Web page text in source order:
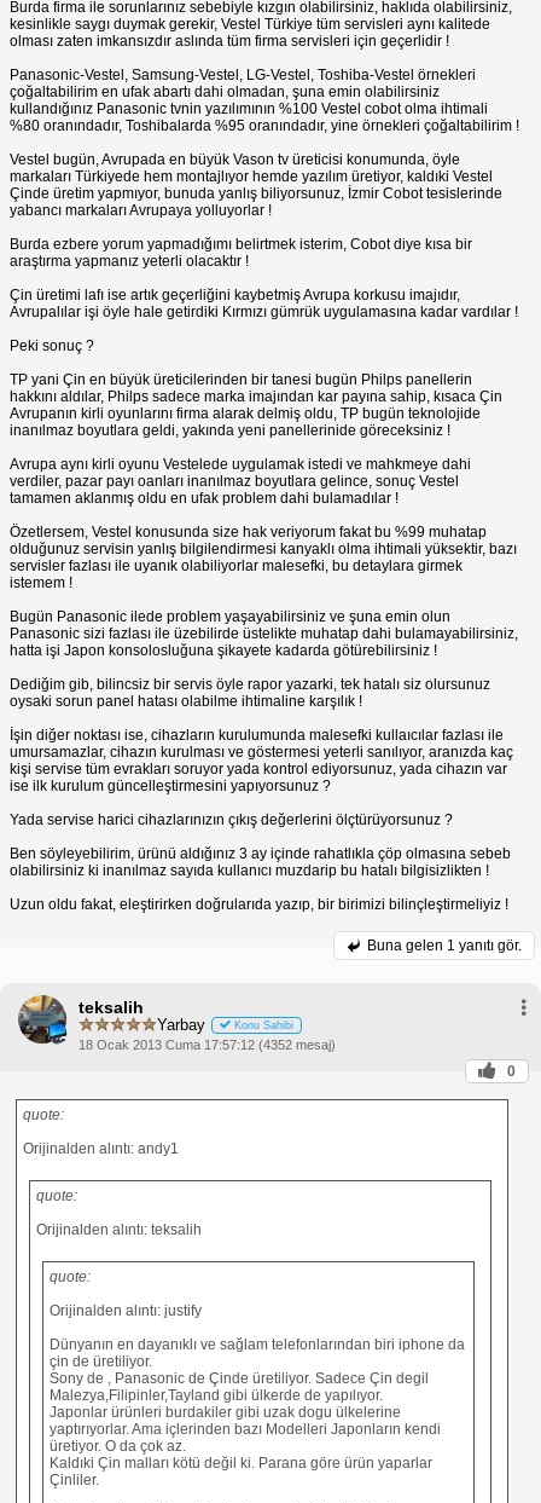
Burda firma ile sorunlarınız sebebiyle kızgın olabilirsiniz, haklıda olabilirsiniz,
kesinlikle saygı duymak gerekir, Vestel Türkiye tüm servisleri aynı kalitede
olması zaten imkansızdır aslında tüm firma servisleri için geçerlidir !
Panasonic-Vestel, Samsung-Vestel, LG-Vestel, Toshiba-Vestel örnekleri
çoğaltabilirim en ufak abartı dahi olmadan, şuna emin olabilirsiniz
kullandığınız Panasonic tvnin yazılımının %100 Vestel cobot olma ihtimali
%80 oranındadır, Toshibalarda %95 oranındadır, yine örnekleri çoğaltabilirim !
Vestel bugün, Avrupada en büyük Vason tv üreticisi konumunda, öyle
markaları Türkiyede hem montajlıyor hemde yazılım üretiyor, kaldıki Vestel
Çinde üretim yapmıyor, bunuda yanlış biliyorsunuz, İzmir Cobot tesislerinde
yabancı markaları Avrupaya yolluyorlar !
Burda ezbere yorum yapmadığımı belirtmek isterim, Cobot diye kısa bir
araştırma yapmanız yeterli olacaktır !
Çin üretimi lafı ise artık geçerliğini kaybetmiş Avrupa korkusu imajıdır,
Avrupalılar işi öyle hale getirdiki Kırmızı gümrük uygulamasına kadar vardılar !
Peki sonuç ?
TP yani Çin en büyük üreticilerinden bir tanesi bugün Philps panellerin
hakkını aldılar, Philps sadece marka imajından kar payına sahip, kısaca Çin
Avrupanın kirli oyunlarını firma alarak delmiş oldu, TP bugün teknolojide
inanılmaz boyutlara geldi, yakında yeni panellerinide göreceksiniz !
Avrupa aynı kirli oyunu Vestelede uygulamak istedi ve mahkmeye dahi
verdiler, pazar payı oanları inanılmaz boyutlara gelince, sonuç Vestel
tamamen aklanmış oldu en ufak problem dahi bulamadılar !
Özetlersem, Vestel konusunda size hak veriyorum fakat bu %99 muhatap
olduğunuz servisin yanlış bilgilendirmesi kanyaklı olma ihtimali yüksektir, bazı
servisler fazlası ile uyanık olabiliyorlar malesefki, bu detaylara girmek
istemem !
Bugün Panasonic ilede problem yaşayabilirsiniz ve şuna emin olun
Panasonic sizi fazlası ile üzebilirde üstelikte muhatap dahi bulamayabilirsiniz,
hatta işi Japon konsolosluğuna şikayete kadarda götürebilirsiniz !
Dediğim gib, bilincsiz bir servis öyle rapor yazarki, tek hatalı siz olursunuz
oysaki sorun panel hatası olabilme ihtimaline karşılık !
İşin diğer noktası ise, cihazların kurulumunda malesefki kullaıcılar fazlası ile
umursamazlar, cihazın kurulması ve göstermesi yeterli sanılıyor, aranızda kaç
kişi servise tüm evrakları soruyor yada kontrol ediyorsunuz, yada cihazın var
ise ilk kurulum güncelleştirmesini yapıyorsunuz ?
Yada servise harici cihazlarınızın çıkış değerlerini ölçtürüyorsunuz ?
Ben söyleyebilirim, ürünü aldığınız 3 ay içinde rahatlıkla çöp olmasına sebeb
olabilirsiniz ki inanılmaz sayıda kullanıcı muzdarip bu hatalı bilgisizlikten !
Uzun oldu fakat, eleştirirken doğrularıda yazıp, bir birimizi bilinçleştirmeliyiz !
Buna gelen 1 yanıtı gör.
teksalih
Yarbay Konu Sahibi
18 Ocak 2013 Cuma 17:57:12 (4352 mesaj)
0
quote:
Orijinalden alıntı: andy1
quote:
Orijinalden alıntı: teksalih
quote:
Orijinalden alıntı: justify
Dünyanın en dayanıklı ve sağlam telefonlarından biri iphone da
çin de üretiliyor.
Sony de , Panasonic de Çinde üretiliyor. Sadece Çin degil
Malezya,Filipinler,Tayland gibi ülkerde de yapılıyor.
Japonlar ürünleri burdakiler gibi uzak dogu ülkelerine
yaptırıyorlar. Ama içlerinden bazı Modelleri Japonların kendi
üretiyor. O da çok az.
Kaldıki Çin malları kötü değil ki. Parana göre ürün yaparlar
Çinliler.